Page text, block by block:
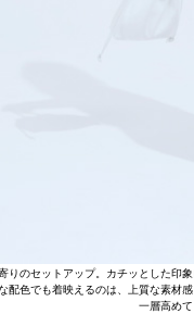
りのセットアップ。カチッとした印
配色でも着映えるのは、上質な素材
一層高めて